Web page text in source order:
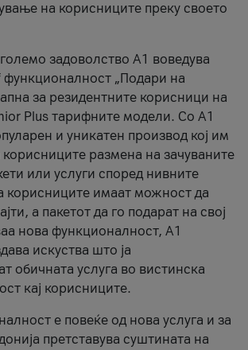
на корисниците преку своето
задоволство А1 воведува
функционалност „Подари на
за резидентните корисници на
Plus тарифните модели. Со A1
и уникатен производ кој им
размена на зачуваните
или услуги според нивните
корисниците имаат можност да
а пакетот да го подарат на свој
нова функционалност, А1
искуства што ја
обичната услуга во вистинска
кај корисниците.
е повеќе од нова услуга и за
претставува суштината на